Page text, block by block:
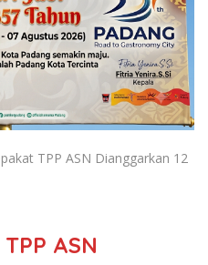
TPP ASN Dianggarkan 12
ASN